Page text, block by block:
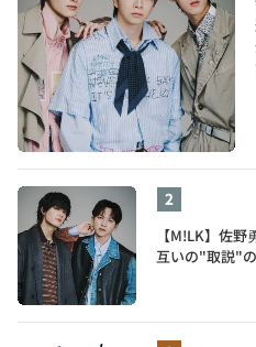
【M!LK】佐
互いの"取説"